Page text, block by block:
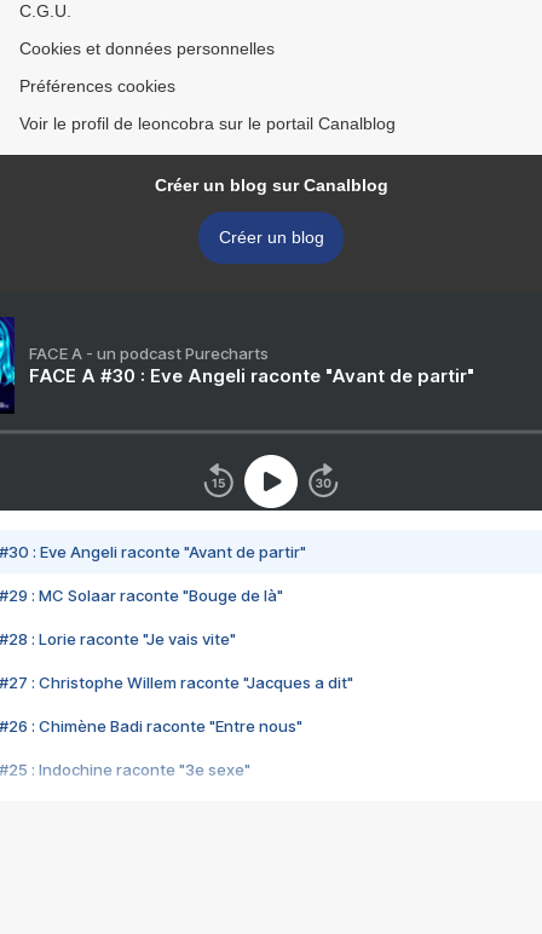
C.G.U.
Cookies et données personnelles
Préférences cookies
Voir le profil de leoncobra sur le portail Canalblog
Créer un blog sur Canalblog
Créer un blog
FACE A - un podcast Purecharts
FACE A #30 : Eve Angeli raconte "Avant de partir"
#30 : Eve Angeli raconte "Avant de partir"
#29 : MC Solaar raconte "Bouge de là"
#28 : Lorie raconte "Je vais vite"
#27 : Christophe Willem raconte "Jacques a dit"
#26 : Chimène Badi raconte "Entre nous"
#25 : Indochine raconte "3e sexe"